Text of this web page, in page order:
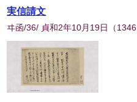
実信請文
ヰ函/36/ 貞和2年10月19日 （1346